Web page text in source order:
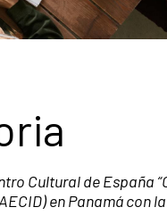
Cultural de España
en Panamá con